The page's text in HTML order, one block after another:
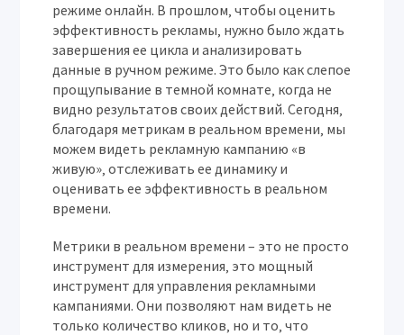
режиме онлайн. В прошлом‚ чтобы оценить
эффективность рекламы‚ нужно было ждать
завершения ее цикла и анализировать
данные в ручном режиме. Это было как слепое
прощупывание в темной комнате‚ когда не
видно результатов своих действий. Сегодня‚
благодаря метрикам в реальном времени‚ мы
можем видеть рекламную кампанию «в
живую»‚ отслеживать ее динамику и
оценивать ее эффективность в реальном
времени.
Метрики в реальном времени – это не просто
инструмент для измерения‚ это мощный
инструмент для управления рекламными
кампаниями. Они позволяют нам видеть не
только количество кликов‚ но и то‚ что